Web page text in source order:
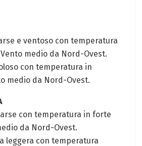
e⁣ ventoso con​ temperatura
medio da Nord-Ovest.
‍con temperatura in
⁤medio da Nord-Ovest.
con temperatura in forte
da Nord-Ovest.
leggera con temperatura